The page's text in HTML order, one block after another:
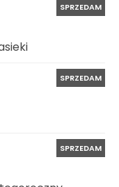
SPRZEDAM
SPRZEDAM
SPRZEDAM